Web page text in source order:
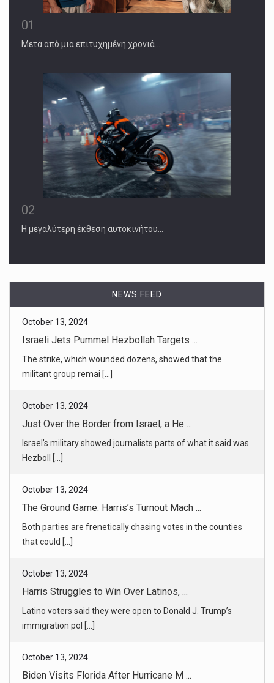
01
Μετά από μια επιτυχημένη χρονιά…
02
Η μεγαλύτερη έκθεση αυτοκινήτου…
NEWS FEED
militant group remai [...]
October 13, 2024
Just Over the Border from Israel, a He ...
Israel’s military showed journalists parts of what it said was
Hezboll [...]
October 13, 2024
The Ground Game: Harris’s Turnout Mach ...
Both parties are frenetically chasing votes in the counties
that could [...]
October 13, 2024
Harris Struggles to Win Over Latinos, ...
Latino voters said they were open to Donald J. Trump’s
immigration pol [...]
October 13, 2024
Biden Visits Florida After Hurricane M ...
The president surveyed damage in Florida and announced
$612 million fo [...]
October 13, 2024
Milton in Florida and Helene in North ...